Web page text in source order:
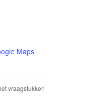
Maps
vraagstukken